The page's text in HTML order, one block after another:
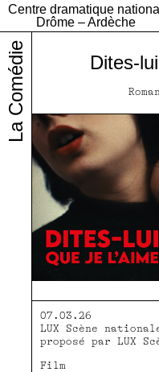
Centre dramatique national
Drôme – Ardèche
Dites-
07.03.26
LUX Scène
proposé par LUX
Film
La Comédie